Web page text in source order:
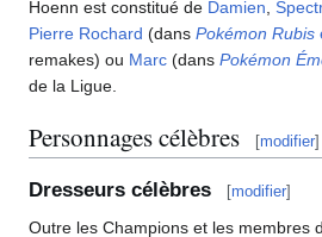
Hoenn est constitué de Damien,
Pierre Rochard (dans Pokémon Rubis
remakes) ou Marc (dans Pokémon
de la Ligue.
Personnages célèbres [modifier]
Dresseurs célèbres [modifier]
Outre les Champions et les membres